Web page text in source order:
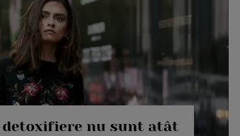
detoxifiere nu sunt atât